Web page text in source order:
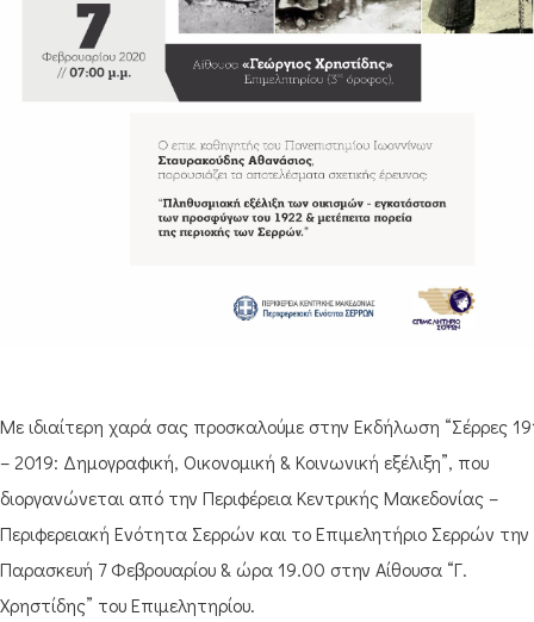
Με ιδιαίτερη χαρά σας προσκαλούμε στην Εκδήλωση “Σέρρες
– 2019: Δημογραφική, Οικονομική & Κοινωνική εξέλιξη”, που
διοργανώνεται από την Περιφέρεια Κεντρικής Μακεδονίας –
Περιφερειακή Ενότητα Σερρών και το Επιμελητήριο Σερρών την
Παρασκευή 7 Φεβρουαρίου & ώρα 19.00 στην Αίθουσα “Γ.
Χρηστίδης” του Επιμελητηρίου.